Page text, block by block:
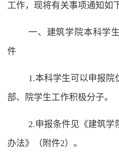
工作，现将有关事项通知如
一、建筑学院本科学
件
1.本科学生可以申报院
部、院学生工作积极分子。
2.申报条件见《建筑学
办法》（附件2）。